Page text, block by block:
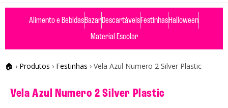
Alimento e BebidasBazarDescartáveisFestinhasHalloween
Material Escolar
🏠 › Produtos › Festinhas › Vela Azul Numero 2 Silver Plastic
Vela Azul Numero 2 Silver Plastic